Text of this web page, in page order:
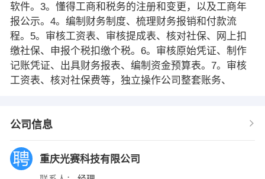
软件。3。懂得工商和税务的注册和变更，以及工商年
报公示。4。编制财务制度、梳理财务报销和付款流
程。5。审核工资表、审核提成表、核对社保、网上扣
缴社保、申报个税扣缴个税。6。审核原始凭证、制作
记账凭证、出具财务报表、编制资金预算表。7。审核
工资表、核对社保费等，独立操作公司整套账务、
公司信息
重庆光赛科技有限公司